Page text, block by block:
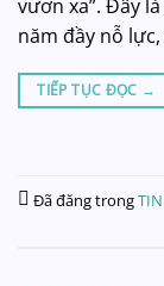
vươn xa”. Đây
năm đầy nỗ
TIẾP TỤC ĐỌC →
Đã đăng trong